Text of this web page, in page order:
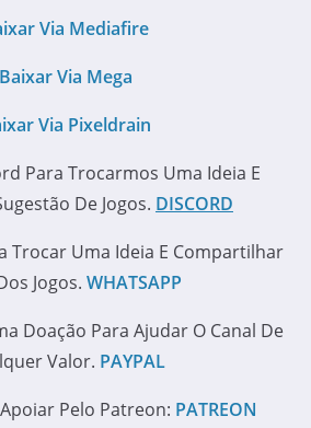
Via Mediafire
Baixar Via Mega
Via Pixeldrain
Para Trocarmos Uma Ideia E
De Jogos. DISCORD
Trocar Uma Ideia E Compartilhar
Jogos. WHATSAPP
Doação Para Ajudar O Canal De
Valor. PAYPAL
Pelo Patreon: PATREON